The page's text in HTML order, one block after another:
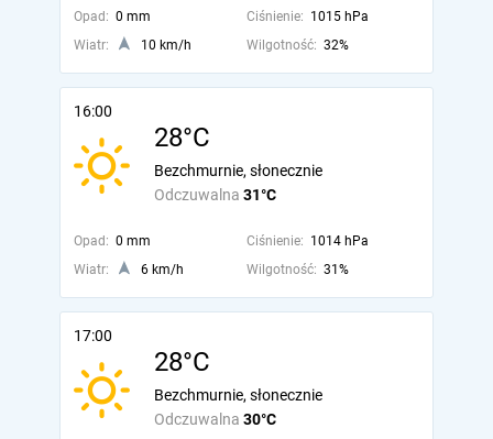
Opad: 0 mm Ciśnienie: 1015 hPa
Wiatr:
10 km/h Wilgotność: 32%
16:00
28°C
Odczuwalna 31°C
Bezchmurnie, słonecznie
Opad: 0 mm Ciśnienie: 1014 hPa
Wiatr:
6 km/h Wilgotność: 31%
17:00
28°C
Odczuwalna 30°C
Bezchmurnie, słonecznie